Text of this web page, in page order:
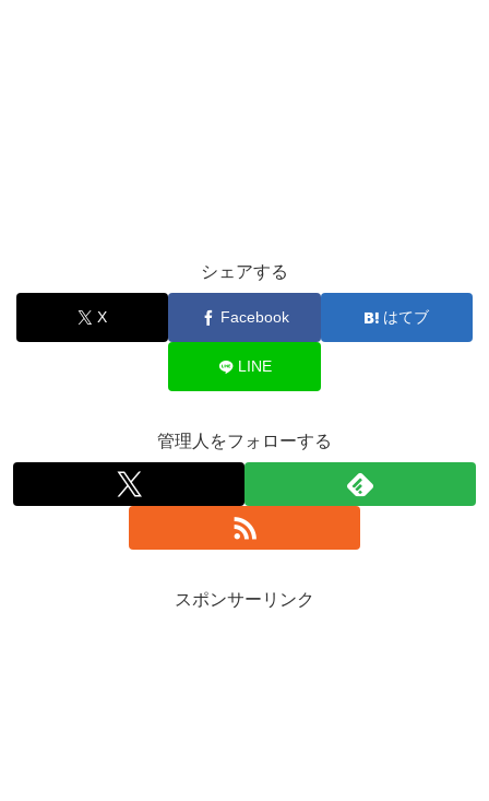
シェアする
X Facebook はてブ
LINE
管理人をフォローする
スポンサーリンク